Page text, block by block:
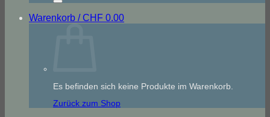
Warenkorb / CHF 0.00
Es befinden sich keine Produkte im Warenkorb.
Zurück zum Shop